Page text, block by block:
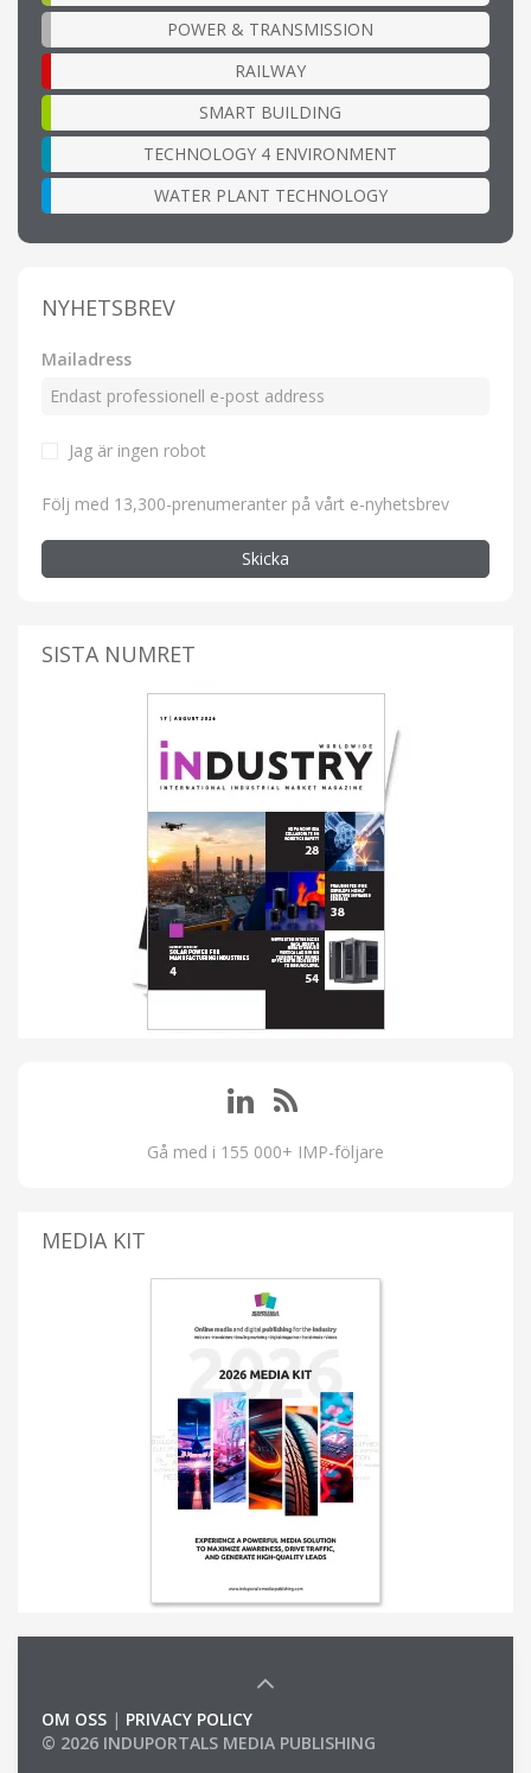
POWER & TRANSMISSION
RAILWAY
SMART BUILDING
TECHNOLOGY 4 ENVIRONMENT
WATER PLANT TECHNOLOGY
NYHETSBREV
Mailadress
Jag är ingen robot
Följ med 13,300-prenumeranter på vårt e-nyhetsbrev
Skicka
SISTA NUMRET
Gå med i 155 000+ IMP-följare
MEDIA KIT
OM OSS | PRIVACY POLICY
© 2026 INDUPORTALS MEDIA PUBLISHING